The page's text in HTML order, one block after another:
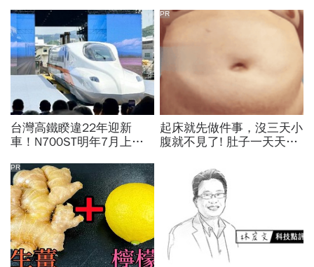
台灣高鐵睽違22年迎新
車！N700ST明年7月上
史哲：台灣動脈再升級
起床就先做件事，沒三天小
腹就不見了! 肚子一天天變
PR
PR